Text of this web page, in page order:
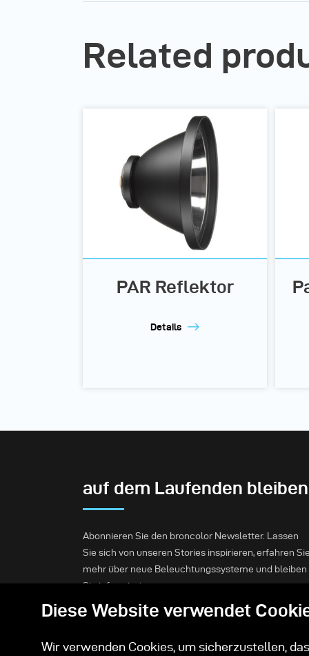
Related
PAR Reflektor
Details
auf dem Laufenden bleiben
Abonnieren Sie den broncolor Newsletter. Lassen
Sie sich von unseren Stories inspirieren, erfahren
mehr über neue Beleuchtungssysteme und bleiben
Sie informiert.
Diese Website verwendet
Wir verwenden Cookies, um sicherzustellen,